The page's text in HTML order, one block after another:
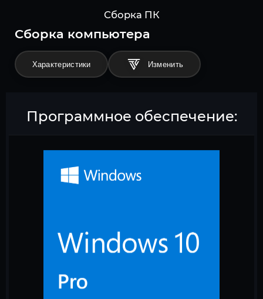
Сборка ПК
Cборка компьютера
Характеристики
Программное обеспечение: